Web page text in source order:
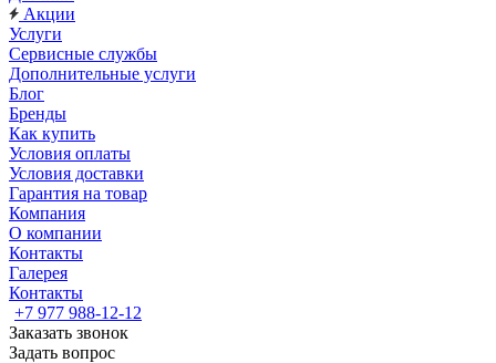
Акции
Услуги
Сервисные службы
Дополнительные услуги
Блог
Бренды
Как купить
Условия оплаты
Условия доставки
Гарантия на товар
Компания
О компании
Контакты
Галерея
Контакты
+7 977 988-12-12
Заказать звонок
Задать вопрос